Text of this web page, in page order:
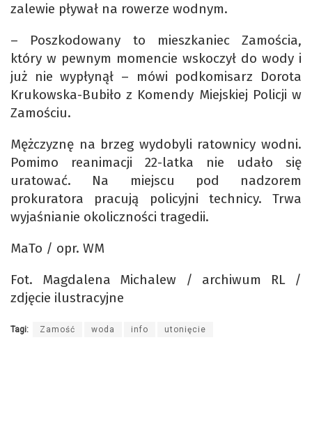
zalewie pływał na rowerze wodnym.
– Poszkodowany to mieszkaniec Zamościa,
który w pewnym momencie wskoczył do wody i
już nie wypłynął – mówi podkomisarz Dorota
Krukowska-Bubiło z Komendy Miejskiej Policji w
Zamościu.
Mężczyznę na brzeg wydobyli ratownicy wodni.
Pomimo reanimacji 22-latka nie udało się
uratować. Na miejscu pod nadzorem
prokuratora pracują policyjni technicy. Trwa
wyjaśnianie okoliczności tragedii.
MaTo / opr. WM
Fot. Magdalena Michalew / archiwum RL /
zdjęcie ilustracyjne
Tagi: Zamość woda info utonięcie